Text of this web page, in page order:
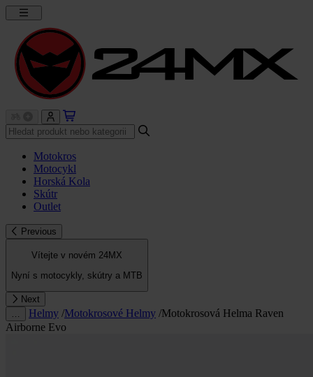
Motokros
Motocykl
Horská Kola
Skútr
Outlet
Previous
Vítejte v novém 24MX
Nyní s motocykly, skútry a MTB
Next
Helmy /Motokrosové Helmy /Motokrosová Helma Raven
Airborne Evo